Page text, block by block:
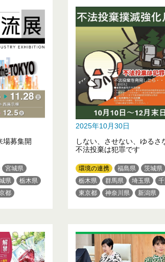
愛知県
滋賀県 京都府
兵庫県
奈良県
和歌山県
広島県
徳
香川県
愛媛県 高知県
福
熊本県
大分県
宮崎県
鹿児島県
沖縄県
募集開
宮城県
県
栃木県
都
2025年10月30日
しない、させない、ゆる
不法投棄は犯罪です
環境の連携 福島県
茨城県
栃木県
群馬県 埼玉県
東京都
神奈川県
新潟県